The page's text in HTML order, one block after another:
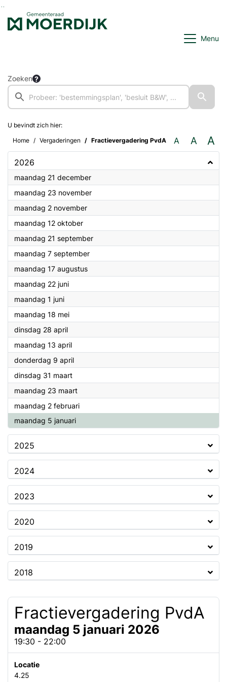
Ga naar de inhoud van deze pagina
Ga naar het zoeken
Ga naar het menu
Menu
Zoeken
U bevindt zich hier:
Home
Vergaderingen Fractievergadering PvdA A A A
2026
maandag 21 december2026
maandag 23 november2026
maandag 2 november2026
maandag 12 oktober2026
maandag 21 september2026
maandag 7 september2026
maandag 17 augustus2026
maandag 22 juni2026
maandag 1 juni2026
maandag 18 mei2026
dinsdag 28 april2026
maandag 13 april2026
donderdag 9 april2026
dinsdag 31 maart2026
maandag 23 maart2026
maandag 2 februari2026
maandag 5 januari2026
2025
2024
2023
2020
2019
2018
Fractievergadering PvdA
maandag 5 januari 2026
19:30 - 22:00
Locatie
4.25